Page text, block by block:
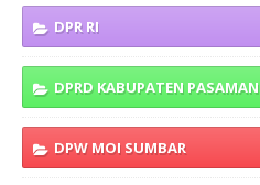
DPR RI
DPRD KABUPATEN PASAMAN
DPW MOI SUMBAR